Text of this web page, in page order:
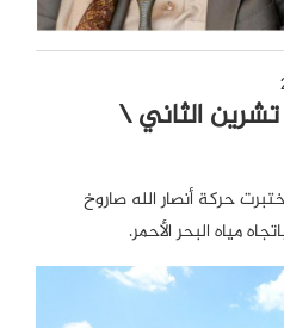
اليمنية، 19 تشرين الثاني \
حركة أنصار الله صاروخ
مياه البحر الأحمر.